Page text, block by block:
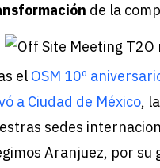
de la
el OSM 10º
a Ciudad de México,
sedes
Aranjuez, por su